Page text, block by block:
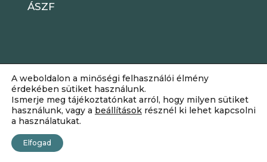
ÁSZF
Dizájn:
A weboldalon a minőségi felhasználói élmény
érdekében sütiket használunk.
Ismerje meg tájékoztatónkat arról, hogy milyen sütiket
használunk, vagy a beállítások résznél ki lehet kapcsolni
a használatukat.
Elfogad